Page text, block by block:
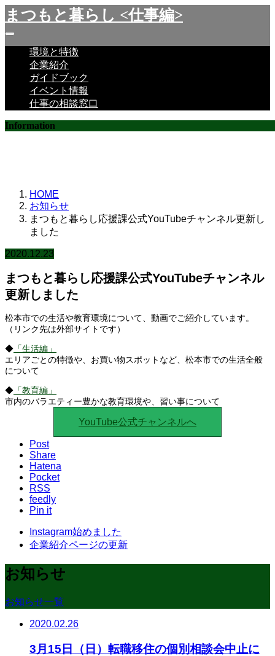
まつもと暮らし <仕事編>
環境と特徴
企業紹介
ガイドブック
イベント情報
仕事の相談窓口
Information
HOME
お知らせ
まつもと暮らし応援課公式YouTubeチャンネル更新し
ました
2020.12.23
まつもと暮らし応援課公式YouTubeチャンネル
更新しました
松本市での生活や教育環境について、動画でご紹介しています。
（リンク先は外部サイトです）
◆ 「生活編」
エリアごとの特徴や、お買い物スポットなど、松本市での生活全般
について
◆ 「教育編」
市内のバラエティー豊かな教育環境や、習い事について
YouTube公式チャンネルへ
Post
Share
Hatena
Pocket
RSS
feedly
Pin it
Instagram始めました
企業紹介ページの更新
お知らせ
お知らせ一覧
2020.02.26
3月15日（日）転職移住の個別相談会中止に